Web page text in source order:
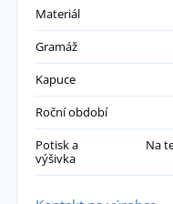
Materiál
Gramáž
Kapuce
Roční období
Potisk a
výšivka
Na